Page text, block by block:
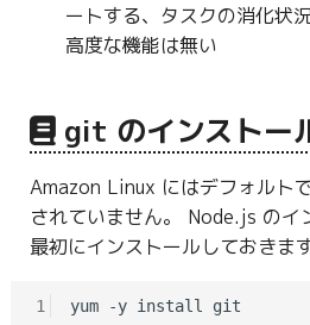
ートする、タスクの消化状
高度な機能は無い
git のインストー
Amazon Linux にはデフォルト
されていません。 Node.js のイ
最初にインストールしておきます
1